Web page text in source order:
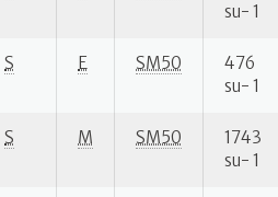
su- 1
S E SM50
476
su- 1
S M SM50
1743
su- 1